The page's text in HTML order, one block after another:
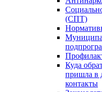
(СПТ)
Куда
пришла в
контакты